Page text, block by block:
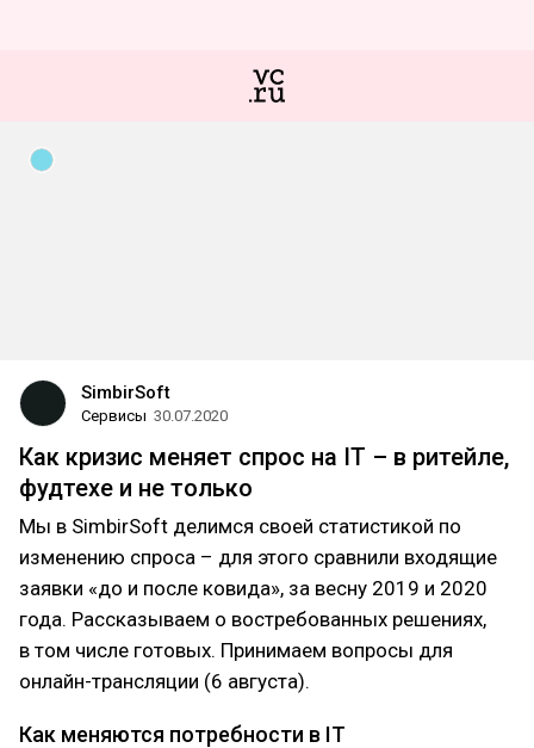
SimbirSoft
Сервисы 30.07.2020
Как кризис меняет спрос на IT – в ритейле,
фудтехе и не только
Мы в SimbirSoft делимся своей статистикой по
изменению спроса – для этого сравнили входящие
заявки «до и после ковида», за весну 2019 и 2020
года. Рассказываем о востребованных решениях,
в том числе готовых. Принимаем вопросы для
онлайн-трансляции (6 августа).
Как меняются потребности в IT